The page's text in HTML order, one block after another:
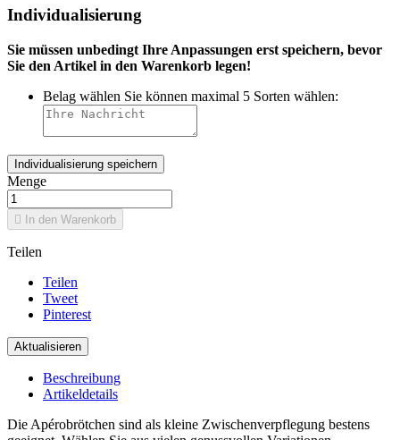
Individualisierung
Sie müssen unbedingt Ihre Anpassungen erst speichern, bevor
Sie den Artikel in den Warenkorb legen!
Belag wählen Sie können maximal 5 Sorten wählen:
Individualisierung speichern
Menge
 In den Warenkorb
Teilen
Teilen
Tweet
Pinterest
Beschreibung
Artikeldetails
Die Apérobrötchen sind als kleine Zwischenverpflegung bestens